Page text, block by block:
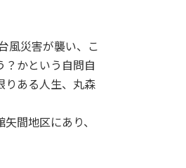
風災害が襲い、こ
？かという自問自
りある人生、丸森
間地区にあり、